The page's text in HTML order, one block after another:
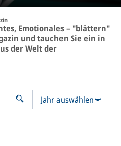
Emotionales – "blättern"
und tauchen Sie ein in
der Welt der
Jahr auswählen